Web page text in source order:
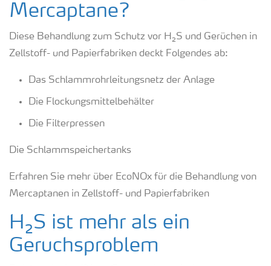
Mercaptane?
Diese Behandlung zum Schutz vor H₂S und Gerüchen in
Zellstoff- und Papierfabriken deckt Folgendes ab:
Das Schlammrohrleitungsnetz der Anlage
Die Flockungsmittelbehälter
Die Filterpressen
Die Schlammspeichertanks
Erfahren Sie mehr über EcoNOx für die Behandlung von
Mercaptanen in Zellstoff- und Papierfabriken
H₂S ist mehr als ein
Geruchsproblem